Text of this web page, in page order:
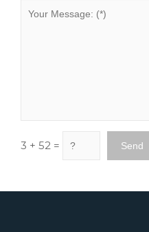
3 + 52 =